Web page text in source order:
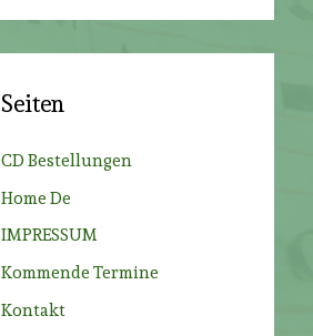
n
h
:
Seiten
CD Bestellungen
Home De
IMPRESSUM
Kommende Termine
Kontakt